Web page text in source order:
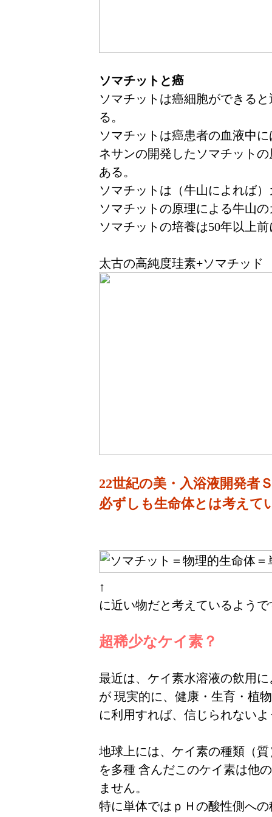
ソマチットと癌
ソマチットは癌細胞ができる
る。
ソマチットは癌患者の血液中
ネサンの開発したソマチット
ある。
ソマチットは（牛山によれば
ソマチットの原理による牛山
ソマチットの培養は50年以上
太古の高純度珪素+ソマチッド
22世紀の美・入浴液開発者
必ずしも生命体とは考えて
↑
に近い物だと考えているようで
超稀少なケイ素？
最近は、ケイ素水溶液の飲用
が 現実的に、健康・生育・植
に利用すれば、信じられない
地球上には、ケイ素の種類（
を多種 含んだこのケイ素は他
ません。
特に単体ではｐＨの酸性側へ